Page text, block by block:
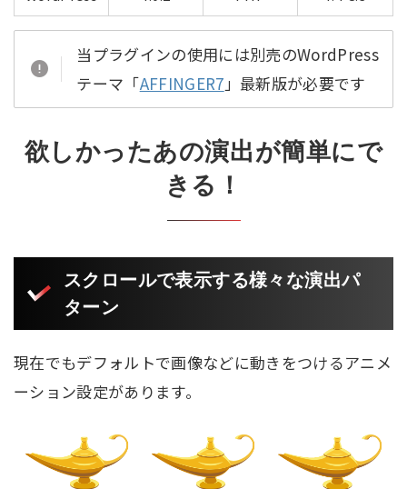
当プラグインの使用には別売のWordPress
テーマ「AFFINGER7」最新版が必要です
欲しかったあの演出が簡単にで
きる！
スクロールで表示する様々な演出パ
ターン
現在でもデフォルトで画像などに動きをつけるアニメ
ーション設定があります。